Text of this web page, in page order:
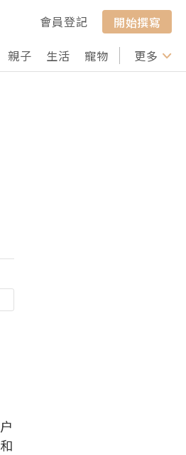
會員登記
開始撰寫
親子 生活 寵物 行山 打卡
更多